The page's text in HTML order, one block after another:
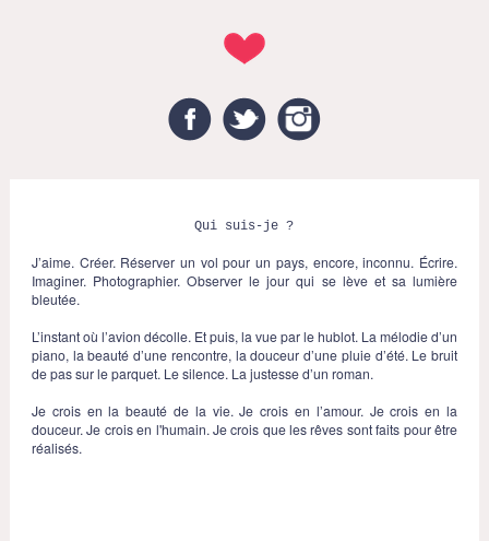
FacebookTwitter
Qui suis-je ?
J’aime. Créer. Réserver un vol pour un pays, encore, inconnu. Écrire.
Imaginer. Photographier. Observer le jour qui se lève et sa lumière
bleutée.
L’instant où l’avion décolle. Et puis, la vue par le hublot. La mélodie d’un
piano, la beauté d’une rencontre, la douceur d’une pluie d’été. Le bruit
de pas sur le parquet. Le silence. La justesse d’un roman.
Je crois en la beauté de la vie. Je crois en l’amour. Je crois en la
douceur. Je crois en l'humain. Je crois que les rêves sont faits pour être
réalisés.